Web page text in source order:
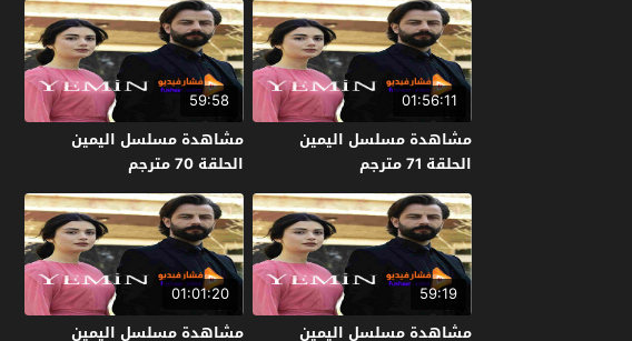
01:56:11
مشاهدة مسلسل اليمين
الحلقة 71 مترجم
59:58
مشاهدة مسلسل اليمين
الحلقة 70 مترجم
59:19
مشاهدة مسلسل اليمين
01:01:20
مشاهدة مسلسل اليمين